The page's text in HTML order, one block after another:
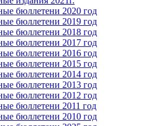
бюллетени 2020 год
бюллетени 2019 год
бюллетени 2018 год
бюллетени 2017 год
бюллетени 2016 год
бюллетени 2015 год
бюллетени 2014 год
бюллетени 2013 год
бюллетени 2012 год
бюллетени 2011 год
бюллетени 2010 год